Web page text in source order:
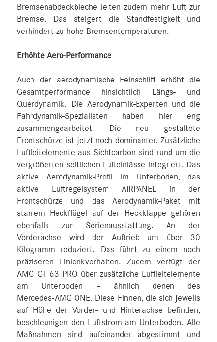
Bremsenabdeckbleche leiten zudem mehr Luft zur
Bremse. Das steigert die Standfestigkeit und
verhindert zu hohe Bremsentemperaturen.
Erhöhte Aero-Performance
Auch der aerodynamische Feinschliff erhöht die
Gesamtperformance hinsichtlich Längs- und
Querdynamik. Die Aerodynamik-Experten und die
Fahrdynamik-Spezialisten haben hier eng
zusammengearbeitet. Die neu gestaltete
Frontschürze ist jetzt noch dominanter. Zusätzliche
Luftleitelemente aus Sichtcarbon sind rund um die
vergrößerten seitlichen Lufteinlässe integriert. Das
aktive Aerodynamik-Profil im Unterboden, das
aktive Luftregelsystem AIRPANEL in der
Frontschürze und das Aerodynamik-Paket mit
starrem Heckflügel auf der Heckklappe gehören
ebenfalls zur Serienausstattung. An der
Vorderachse wird der Auftrieb um über 30
Kilogramm reduziert. Das führt zu einem noch
präziseren Einlenkverhalten. Zudem verfügt der
AMG GT 63 PRO über zusätzliche Luftleitelemente
am Unterboden – ähnlich denen des
Mercedes‑AMG ONE. Diese Finnen, die sich jeweils
auf Höhe der Vorder- und Hinterachse befinden,
beschleunigen den Luftstrom am Unterboden. Alle
Maßnahmen sind aufeinander abgestimmt und